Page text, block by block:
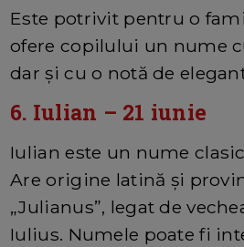
Este potrivit pentru o
ofere copilului un nume
dar și cu o notă de
6. Iulian – 21 iunie
Iulian este un nume
Are origine latină și
„Julianus”, legat de
Iulius. Numele poate fi